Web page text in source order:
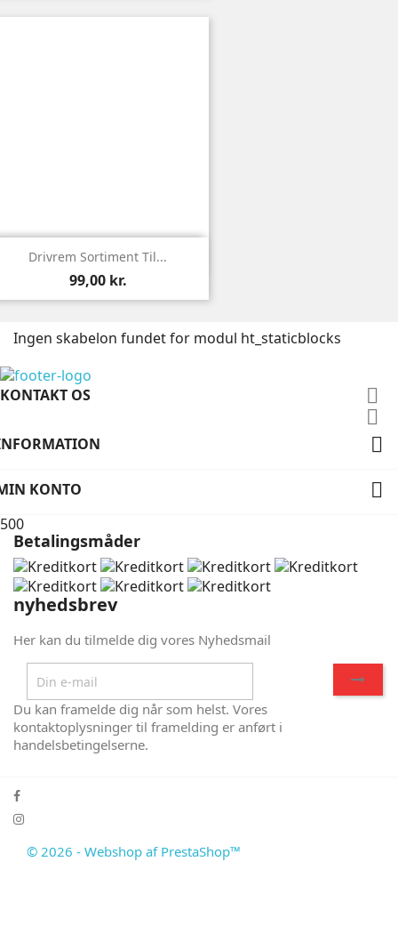
 Vis
Drivrem Sortiment Til...
99,00 kr.
Ingen skabelon fundet for modul ht_staticblocks
KONTAKT OS



KONTO 
500
Betalingsmåder
nyhedsbrev
Her kan du tilmelde dig vores Nyhedsmail
Du kan framelde dig når som helst. Vores
kontaktoplysninger til framelding er anført i
handelsbetingelserne.
© 2026 - Webshop af PrestaShop™